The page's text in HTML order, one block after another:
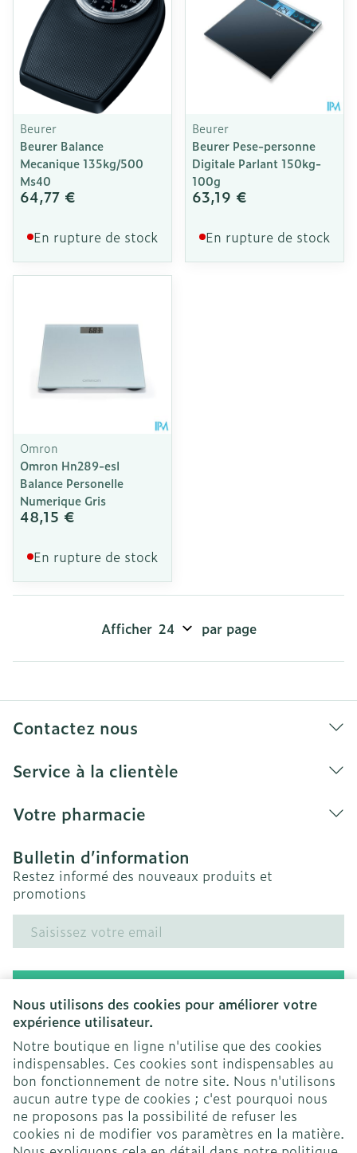
Nous utilisons des cookies pour améliorer votre
expérience utilisateur.
Notre boutique en ligne n'utilise que des cookies
indispensables. Ces cookies sont indispensables au
bon fonctionnement de notre site. Nous n'utilisons
aucun autre type de cookies ; c'est pourquoi nous
ne proposons pas la possibilité de refuser les
cookies ni de modifier vos paramètres en la matière.
Beurer
Beurer Balance
Mecanique 135kg/500
Ms40
64,77 €
En rupture de stock
Beurer
Beurer Pese-personne
Digitale Parlant 150kg-
100g
63,19 €
En rupture de stock
Omron
Omron Hn289-esl
Balance Personelle
Numerique Gris
48,15 €
En rupture de stock
Afficher par page
Contactez nous
Service à la clientèle
Votre pharmacie
Bulletin d’information
Restez informé des nouveaux produits et
promotions
Adresse mail
En cliquant sur s'abonner, vous vous abonnez à notre
newsletter et acceptez notre
politique de confidentialité